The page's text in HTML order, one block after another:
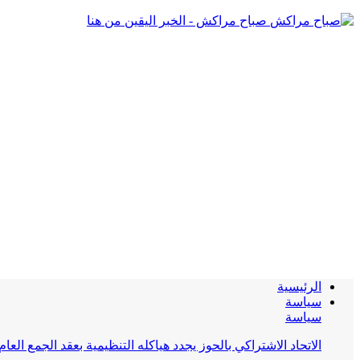
صباح مراكش - الخبر اليقين من هنا
الرئيسية
سياسة
سياسة
الاتحاد الاشتراكي بالحوز يجدد هياكله التنظيمية بعقد الجمع